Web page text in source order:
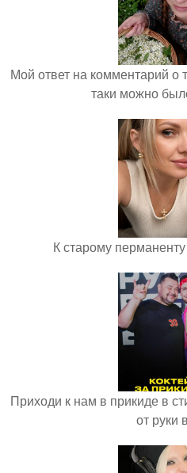
Мой ответ на комментарий о
таки можно
К старому
Приходи к нам в прикиде в
от руки